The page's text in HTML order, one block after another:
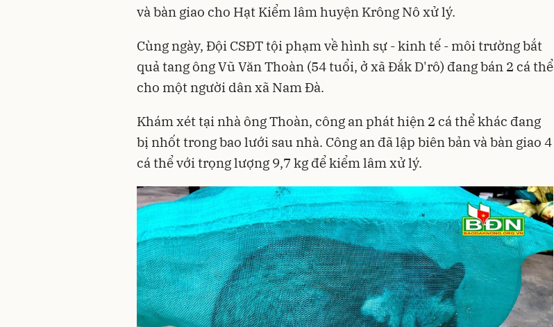
và bàn giao cho Hạt Kiểm lâm huyện Krông Nô xử lý.
Cùng ngày, Đội CSĐT tội phạm về hình sự - kinh tế - môi trường bắt
quả tang ông Vũ Văn Thoàn (54 tuổi, ở xã Đắk D'rô) đang bán 2 cá thể
cho một người dân xã Nam Đà.
Khám xét tại nhà ông Thoàn, công an phát hiện 2 cá thể khác đang
bị nhốt trong bao lưới sau nhà. Công an đã lập biên bản và bàn giao 4
cá thể với trọng lượng 9,7 kg để kiểm lâm xử lý.